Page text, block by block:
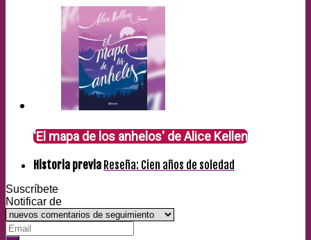
'El mapa de los anhelos' de Alice Kellen
Historia previa Reseña: Cien años de soledad
Suscríbete
Notificar de